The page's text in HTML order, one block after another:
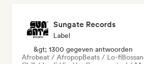
Sungate Records
Label
&gt; 1300 gegeven antwoorden
Afrobeat / AfropopBeats / Lo-fi